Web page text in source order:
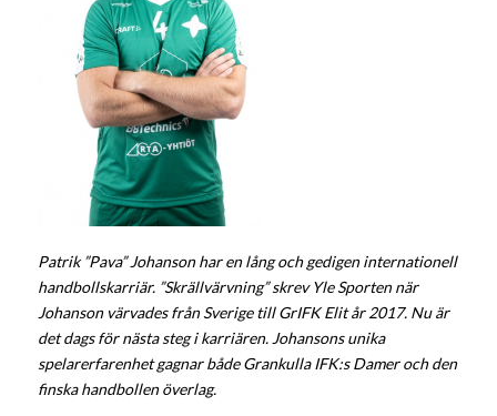
Patrik ”Pava” Johanson har en lång och gedigen internationell
handbollskarriär. ”Skrällvärvning” skrev Yle Sporten när
Johanson värvades från Sverige till GrIFK Elit år 2017. Nu är
det dags för nästa steg i karriären. Johansons unika
spelarerfarenhet gagnar både Grankulla IFK:s Damer och den
finska handbollen överlag.